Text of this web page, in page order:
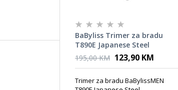
BaByliss Trimer za bradu
T890E Japanese Steel
195,00 KM 123,90 KM
Trimer za bradu BaBylissMEN